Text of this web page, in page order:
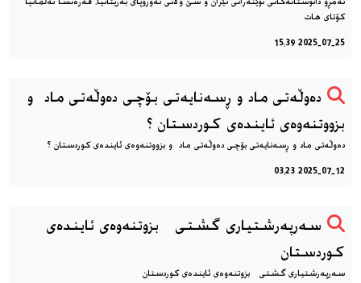
کۆتای هات
2025-07-25 15:39
دەوڵەتی ماد و ڕسەنایەتی بۆچی دەوڵەتی ماد و
بزووتنەوەی ئایندەی كوردستان ؟
دەوڵەتی ماد و ڕسەنایەتی بۆچی دەوڵەتی ماد و بزووتنەوەی ئایندەی كوردستان ؟
2025-07-12 03:23
سەرپەرشتیاری گشتی بزوتنەوەی ئایندەی
كوردستان
سەرپەرشتیاری گشتی بزوتنەوەی ئایندەی كوردستان